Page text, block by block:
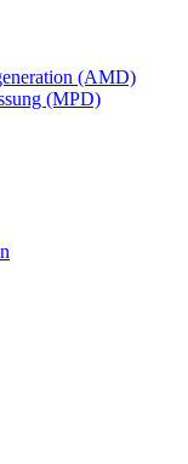
(AMD)
(MPD)